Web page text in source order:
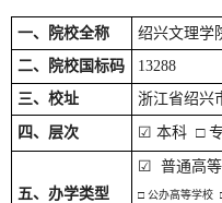
一、院校全称
绍兴文理学
二、院校国标码
13288
三、校址
浙江省绍兴
四、层次 ☑ 本科 □
五、办学类型
☑ 普通高
□ 公办高等学校